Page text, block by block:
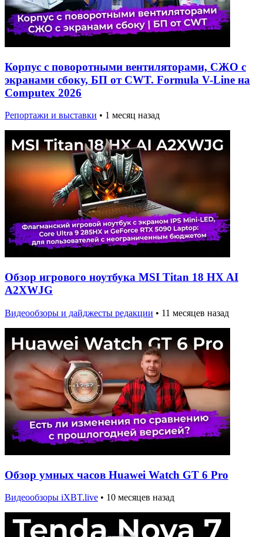
Корпус с поворотными вентиляторами, СЖО с
экранами сбоку, БП от CWT. Formula V-Line на
Computex 2026
Репортажи и выставки • 1 месяц назад
Обзор игрового ноутбука MSI Titan 18 HX AI
A2XWJG
Видеообзоры и дайджесты редакции • 11 месяцев назад
Обзор умных часов Huawei Watch GT 6 Pro
Видеообзоры iXBT.live • 10 месяцев назад